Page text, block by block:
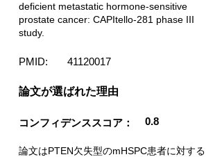
deficient metastatic hormone-sensitive
prostate cancer: CAPItello-281 phase III
study.
PMID: 41120017
​論文が選ばれた理由
コンフィデンススコア： 0.8
論文はPTEN欠失型のmHSPC患者に対する